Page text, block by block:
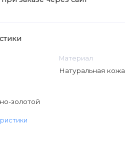
Материал
Натуральная кожа
золотой